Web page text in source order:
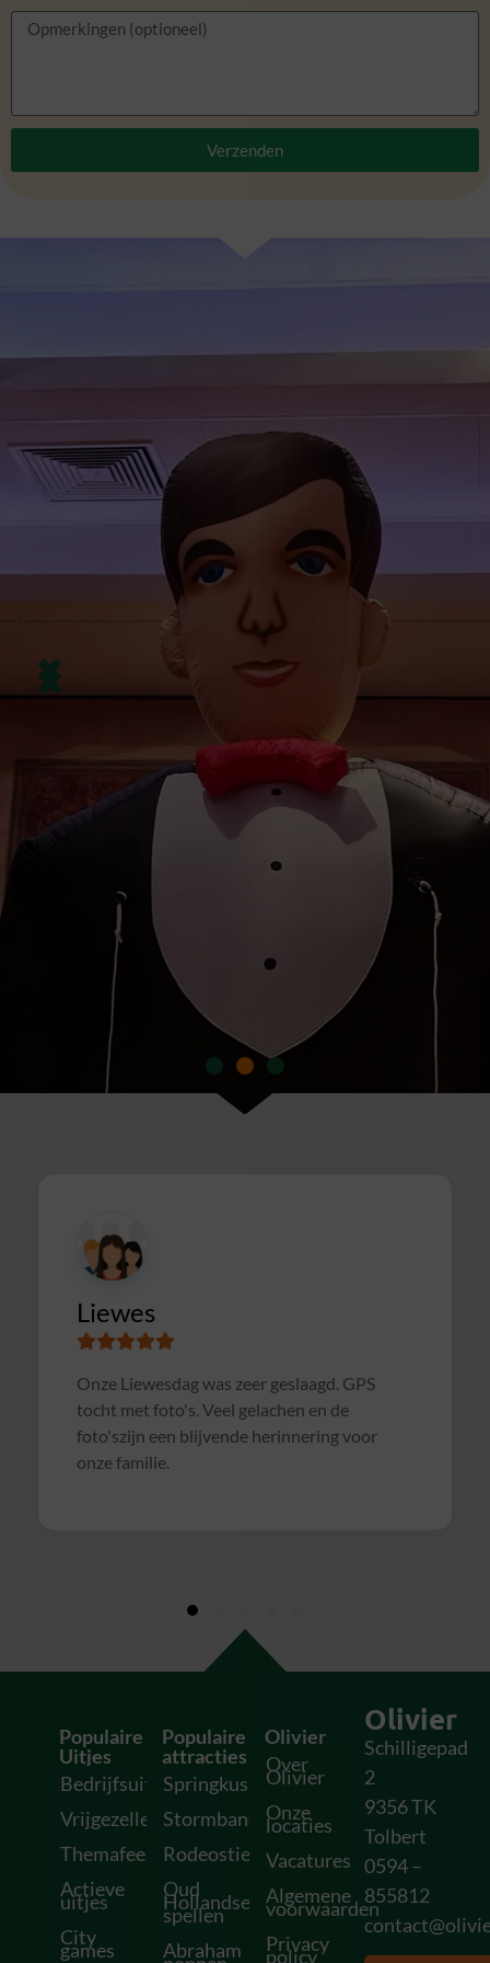
Verzenden
Susanne
Samen met collega's Sterrenslag gedaan.
Alles was goed geregeld, soms wat te druk op
het veld door andere groepen, waardoor het
soms wat rommelig verliep. Maar verder zeer
Populaire
Uitjes
Bedrijfsuitjes
Vrijgezellenfeesten
Themafeesten
Actieve
uitjes
City
games
Populaire
attracties
Springkussens
Stormbanen
Rodeostieren
Oud
Hollandse
spellen
Abraham
Olivier
Over
Olivier
Onze
locaties
Vacatures
Algemene
voorwaarden
Privacy
policy
Olivier
Schilligepad
2
9356 TK
Tolbert
0594 –
855812